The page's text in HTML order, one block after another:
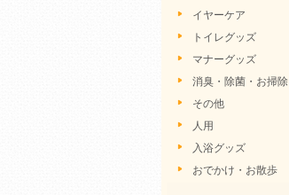
イヤーケア
トイレグッズ
マナーグッズ
消臭・除菌・お掃除
その他
人用
入浴グッズ
おでかけ・お散歩